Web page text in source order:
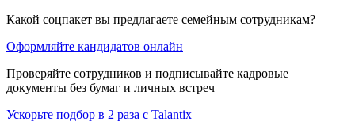
Какой соцпакет вы предлагаете семейным сотрудникам?
Оформляйте кандидатов онлайн
Проверяйте сотрудников и подписывайте кадровые
документы без бумаг и личных встреч
Ускорьте подбор в 2 раза с Talantix